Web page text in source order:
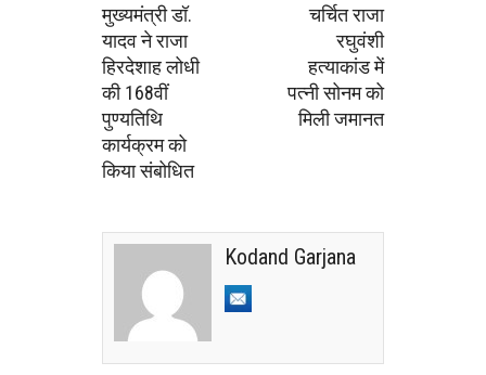
मुख्यमंत्री डॉ.
यादव ने राजा
हिरदेशाह लोधी
की 168वीं
पुण्यतिथि
कार्यक्रम को
किया संबोधित
चर्चित राजा
रघुवंशी
हत्याकांड में
पत्नी सोनम को
मिली जमानत
Kodand Garjana